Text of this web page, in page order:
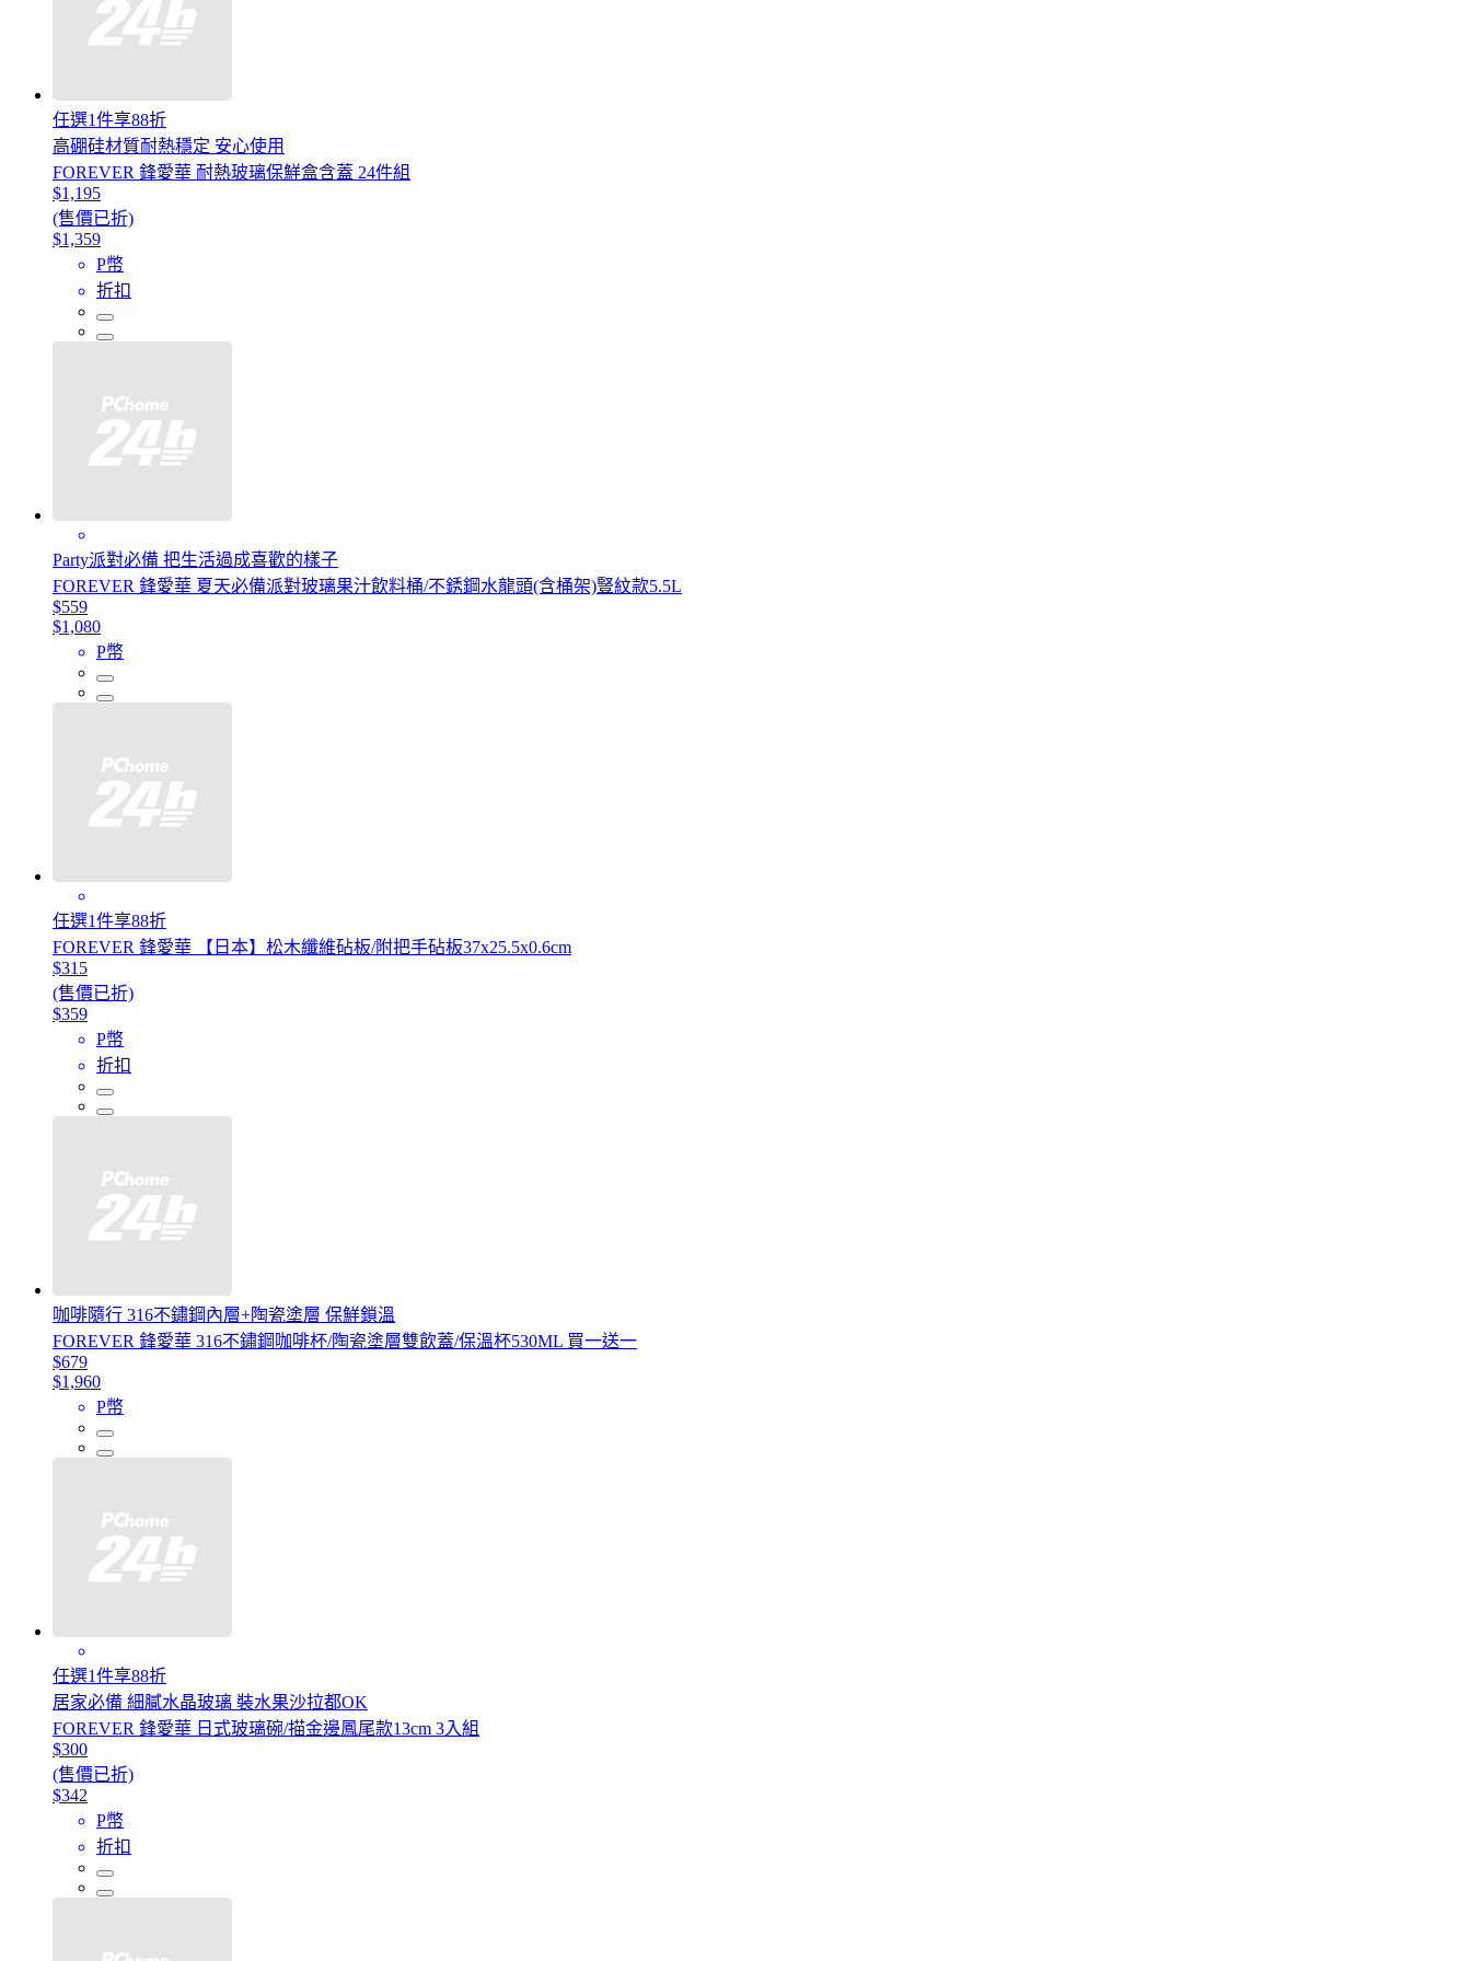
任選1件享88折
高硼硅材質耐熱穩定 安心使用
FOREVER 鋒愛華 耐熱玻璃保鮮盒含蓋 24件組
$1,195
(售價已折)
$1,359
P幣
折扣
Party派對必備 把生活過成喜歡的樣子
FOREVER 鋒愛華 夏天必備派對玻璃果汁飲料桶/不銹鋼水龍頭(含桶架)豎紋款5.5L
$559
$1,080
P幣
任選1件享88折
FOREVER 鋒愛華 【日本】松木纖維砧板/附把手砧板37x25.5x0.6cm
$315
(售價已折)
$359
P幣
折扣
咖啡隨行 316不鏽鋼內層+陶瓷塗層 保鮮鎖溫
FOREVER 鋒愛華 316不鏽鋼咖啡杯/陶瓷塗層雙飲蓋/保溫杯530ML 買一送一
$679
$1,960
P幣
任選1件享88折
居家必備 細膩水晶玻璃 裝水果沙拉都OK
FOREVER 鋒愛華 日式玻璃碗/描金邊鳳尾款13cm 3入組
$300
(售價已折)
$342
P幣
折扣